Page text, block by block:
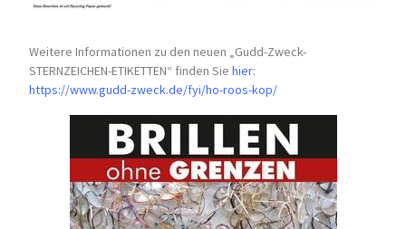
Weitere Informationen zu den neuen „Gudd-Zweck-
STERNZEICHEN-ETIKETTEN“ finden Siehier:
https://www.gudd-zweck.de/fyi/ho-roos-kop/